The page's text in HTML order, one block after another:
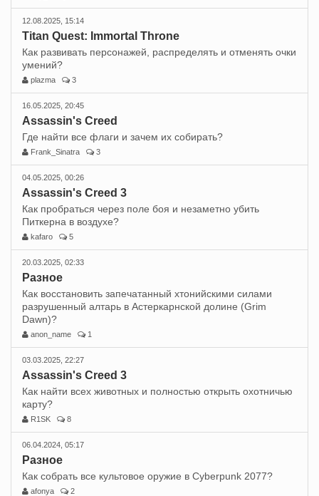
12.08.2025, 15:14
Titan Quest: Immortal Throne
Как развивать персонажей, распределять и отменять очки
умений?
plazma 3
16.05.2025, 20:45
Assassin's Creed
Где найти все флаги и зачем их собирать?
Frank_Sinatra 3
04.05.2025, 00:26
Assassin's Creed 3
Как пробраться через поле боя и незаметно убить
Питкерна в воздухе?
kafaro 5
20.03.2025, 02:33
Разное
Как восстановить запечатанный хтонийскими силами
разрушенный алтарь в Астеркарнской долине (Grim
Dawn)?
anon_name 1
03.03.2025, 22:27
Assassin's Creed 3
Как найти всех животных и полностью открыть охотничью
карту?
R1SK 8
06.04.2024, 05:17
Разное
Как собрать все культовое оружие в Cyberpunk 2077?
afonya 2